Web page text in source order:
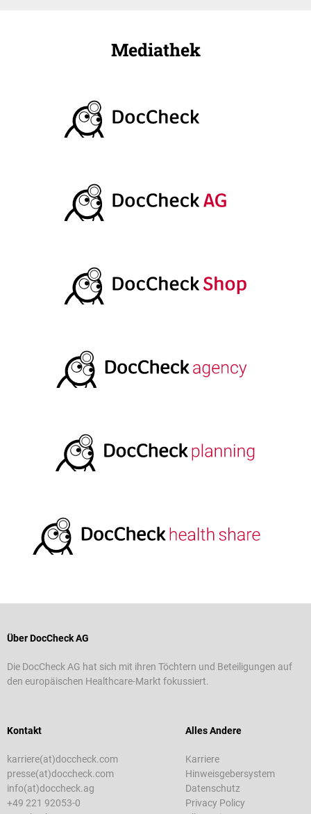
Mediathek
Über DocCheck AG
Die DocCheck AG hat sich mit ihren Töchtern und Beteiligungen auf
den europäischen Healthcare-Markt fokussiert.
Kontakt
karriere(at)doccheck.com
presse(at)doccheck.com
info(at)doccheck.ag
+49 221 92053-0
Alles Andere
Karriere
Hinweisgebersystem
Datenschutz
Privacy Policy